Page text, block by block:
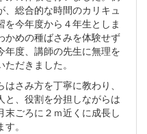
総合的な時間のカリキュ
今年度から４年生としま
かめの種ばさみを体験せず
年度、講師の先生に無理を
だきました。
さみ方を丁寧に教わり、
と、役割を分担しながらは
末ごろに２ｍ近くに成長し
。